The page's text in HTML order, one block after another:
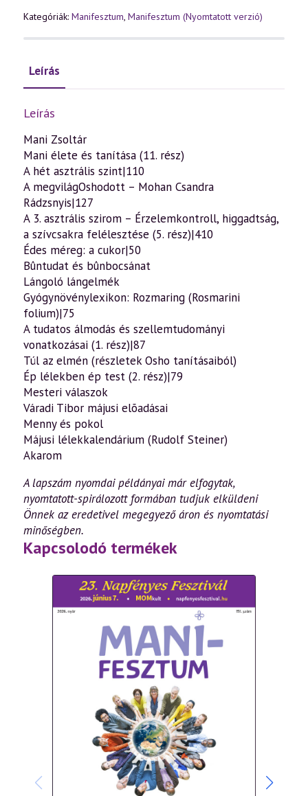
mennyiség
Kategóriák: Manifesztum, Manifesztum (Nyomtatott verzió)
Leírás
Leírás
Mani Zsoltár
Mani élete és tanítása (11. rész)
A hét asztrális szint|110
A megvilágOshodott – Mohan Csandra
Rádzsnyis|127
A 3. asztrális szirom – Érzelemkontroll, higgadtság,
a szívcsakra felélesztése (5. rész)|410
Édes méreg: a cukor|50
Bûntudat és bûnbocsánat
Lángoló lángelmék
Gyógynövénylexikon: Rozmaring (Rosmarini
folium)|75
A tudatos álmodás és szellemtudományi
vonatkozásai (1. rész)|87
Túl az elmén (részletek Osho tanításaiból)
Ép lélekben ép test (2. rész)|79
Mesteri válaszok
Váradi Tibor májusi elõadásai
Menny és pokol
Májusi lélekkalendárium (Rudolf Steiner)
Akarom
A lapszám nyomdai példányai már elfogytak,
nyomtatott-spirálozott formában tudjuk elküldeni
Önnek az eredetivel megegyező áron és nyomtatási
minőségben.
Kapcsolodó termékek